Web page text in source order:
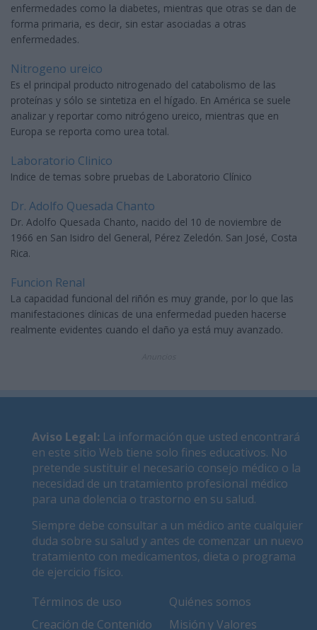
enfermedades como la diabetes, mientras que otras se dan de
forma primaria, es decir, sin estar asociadas a otras
enfermedades.
Nitrogeno ureico
Es el principal producto nitrogenado del catabolismo de las
proteínas y sólo se sintetiza en el hígado. En América se suele
analizar y reportar como nitrógeno ureico, mientras que en
Europa se reporta como urea total.
Laboratorio Clinico
Indice de temas sobre pruebas de Laboratorio Clínico
Dr. Adolfo Quesada Chanto
Dr. Adolfo Quesada Chanto, nacido del 10 de noviembre de
1966 en San Isidro del General, Pérez Zeledón. San José, Costa
Rica.
Funcion Renal
La capacidad funcional del riñón es muy grande, por lo que las
manifestaciones clínicas de una enfermedad pueden hacerse
realmente evidentes cuando el daño ya está muy avanzado.
Aviso Legal: La información que usted encontrará
en este sitio Web tiene solo fines educativos. No
pretende sustituir el necesario consejo médico o la
necesidad de un tratamiento profesional médico
para una dolencia o trastorno en su salud.
Siempre debe consultar a un médico ante cualquier
duda sobre su salud y antes de comenzar un nuevo
tratamiento con medicamentos, dieta o programa
de ejercicio físico.
Términos de uso
Quiénes somos
Creación de Contenido
Misión y Valores